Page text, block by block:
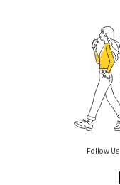
Follow Us